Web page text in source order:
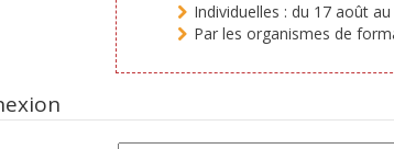
Individuelles : du 17 août
Par les organismes de